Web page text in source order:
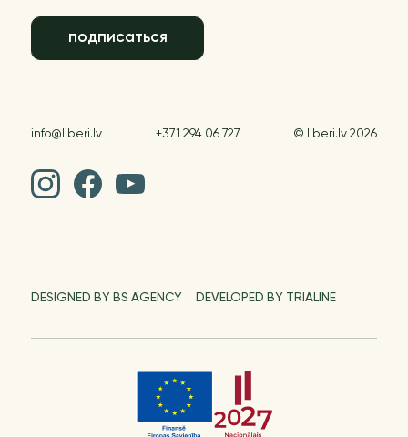
подписаться
info@liberi.lv +371 294 06 727 © liberi.lv 2026
DESIGNED BY BS AGENCY DEVELOPED BY TRIALINE